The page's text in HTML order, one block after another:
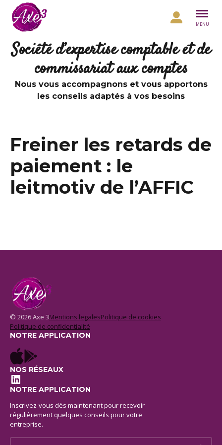
Aller au contenu
MENU
Société d’expertise comptable et de
commissariat aux comptes
Nous vous accompagnons et vous apportons
les conseils adaptés à vos besoins
Freiner les retards de
paiement : le
leitmotiv de l’AFFIC
© 2026 Axe 3Mentions legalesPolitique de cookies
Politique de confidentialité
NOTRE APPLICATION
NOS RÉSEAUX
LinkedIn
NOTRE APPLICATION
Inscrivez-vous dès maintenant pour recevoir
régulièrement quelques conseils pour votre
entreprise.